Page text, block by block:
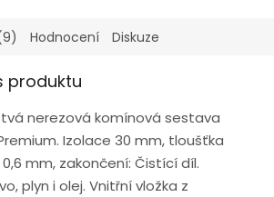
Hodnocení Diskuze
produktu
nerezová komínová sestava
Izolace 30 mm, tloušťka
mm, zakončení: Čistící díl.
plyn i olej. Vnitřní vložka z